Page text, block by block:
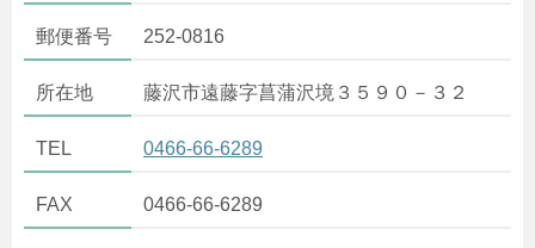
郵便番号 252-0816
所在地 藤沢市遠藤字菖蒲沢境３５９０－３２
TEL 0466-66-6289
FAX 0466-66-6289